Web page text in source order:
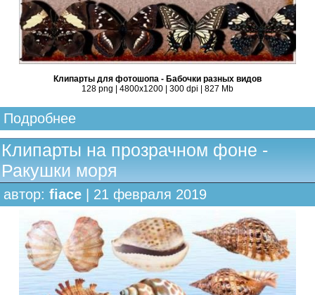
Клипарты для фотошопа - Бабочки разных видов
128 png | 4800х1200 | 300 dpi | 827 Mb
Подробнее
Клипарты на прозрачном фоне -
Ракушки моря
автор: fiace | 21 февраля 2019